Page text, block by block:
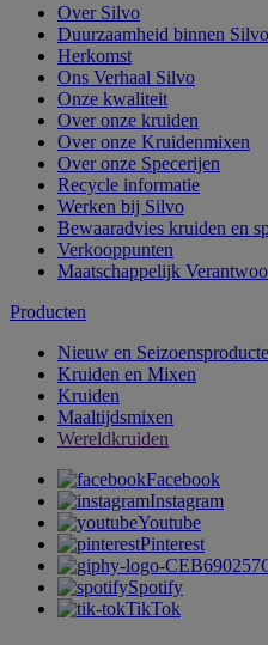
Over Silvo
Duurzaamheid binnen Silvo
Herkomst
Ons Verhaal Silvo
Onze kwaliteit
Over onze kruiden
Over onze Kruidenmixen
Over onze Specerijen
Recycle informatie
Werken bij Silvo
Bewaaradvies kruiden en
Verkooppunten
Maatschappelijk
Producten
Nieuw en
Kruiden en Mixen
Kruiden
Maaltijdsmixen
Wereldkruiden
Facebook
Instagram
Youtube
Pinterest
Spotify
TikTok